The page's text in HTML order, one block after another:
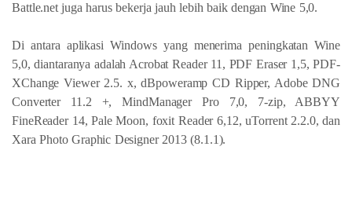
Battle.net juga harus bekerja jauh lebih baik dengan Wine 5,0.
Di antara aplikasi Windows yang menerima peningkatan Wine
5,0, diantaranya adalah Acrobat Reader 11, PDF Eraser 1,5, PDF-
XChange Viewer 2.5. x, dBpoweramp CD Ripper, Adobe DNG
Converter 11.2 +, MindManager Pro 7,0, 7-zip, ABBYY
FineReader 14, Pale Moon, foxit Reader 6,12, uTorrent 2.2.0, dan
Xara Photo Graphic Designer 2013 (8.1.1).